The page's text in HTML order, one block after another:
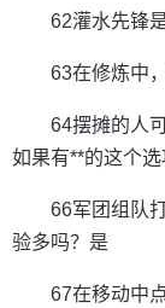
62灌水先锋
63在修炼中
64摆摊的人
如果有**的这个选
66军团组队
验多吗？是
67在移动中